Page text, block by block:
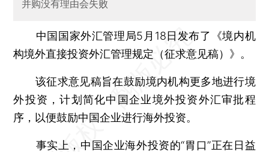
并购没有理由会失败
中国国家外汇管理局5月18日发布了《境内机
构境外直接投资外汇管理规定（征求意见稿）》。
该征求意见稿旨在鼓励境内机构更多地进行境
外投资，计划简化中国企业境外投资外汇审批程
序，以便鼓励中国企业进行海外投资。
事实上，中国企业海外投资的“胃口”正在日益